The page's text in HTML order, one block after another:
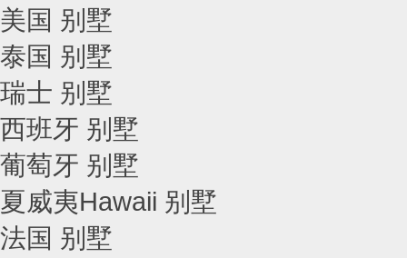
美国 别墅
泰国 别墅
瑞士 别墅
西班牙 别墅
葡萄牙 别墅
夏威夷Hawaii 别墅
法国 别墅